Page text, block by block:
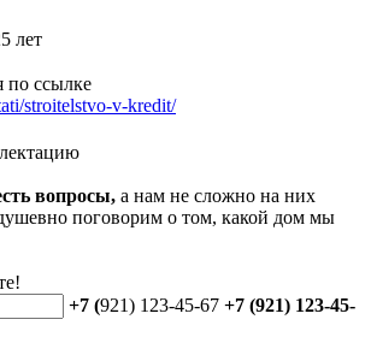
лет
по ссылке
stroitelstvo-v-kredit/
вопросы, а нам не сложно на них
поговорим о том, какой дом мы
+7 (921) 123-45-67 +7 (921) 123-45-